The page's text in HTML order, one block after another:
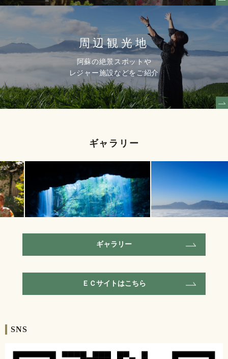
周辺観光地
阿蘇の絶景スポットや
レジャー施設などをご紹介
ギャラリー
ギャラリー
ＥＣサイトはこちら
SNS